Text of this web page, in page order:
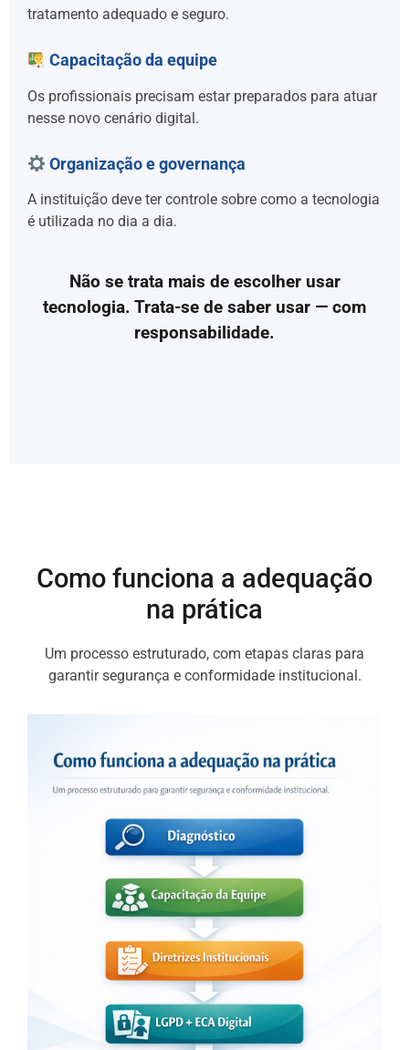
tratamento adequado e seguro.
Capacitação da equipe
Os profissionais precisam estar preparados para atuar
nesse novo cenário digital.
Organização e governança
A instituição deve ter controle sobre como a tecnologia
é utilizada no dia a dia.
Não se trata mais de escolher usar
tecnologia. Trata-se de saber usar — com
responsabilidade.
Como funciona a adequação
na prática
Um processo estruturado, com etapas claras para
garantir segurança e conformidade institucional.